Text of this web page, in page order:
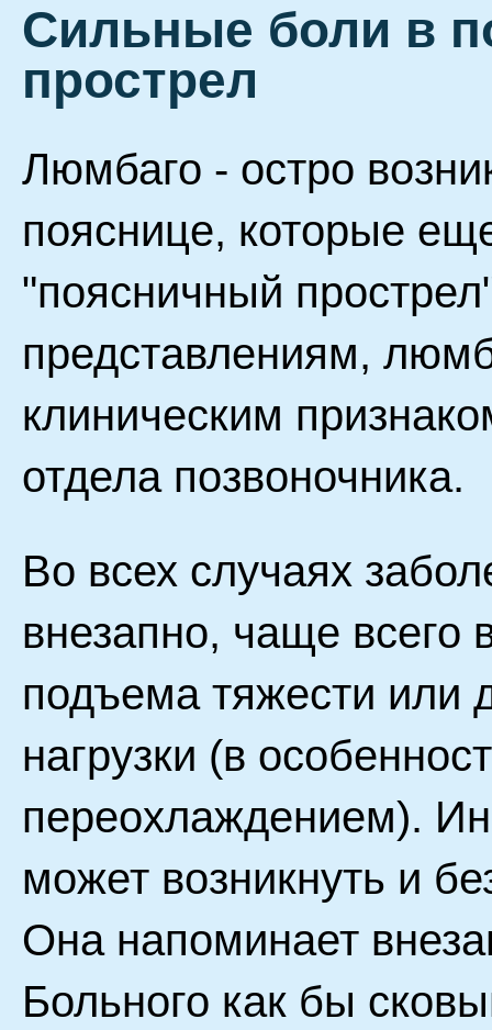
Сильные боли в
прострел
Люмбаго - остро
пояснице, которые
"поясничный
представлениям,
клиническим
отдела позвоночника.
Во всех случаях
внезапно, чаще всего
подъема тяжести или
нагрузки (в
переохлаждением).
может возникнуть и
Она напоминает
Больного как бы